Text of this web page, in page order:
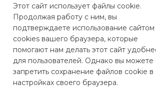
RAEVSK.CRB@doctorrb.ru
ГБУЗ РБ Раевская ЦРБ
Этот сайт использует файлы cookie.
Продолжая работу с ним, вы
подтверждаете использование сайтом
cookies вашего браузера, которые
помогают нам делать этот сайт
для пользователей. Однако вы можете
запретить сохранение файлов cookie в
настройках своего браузера.